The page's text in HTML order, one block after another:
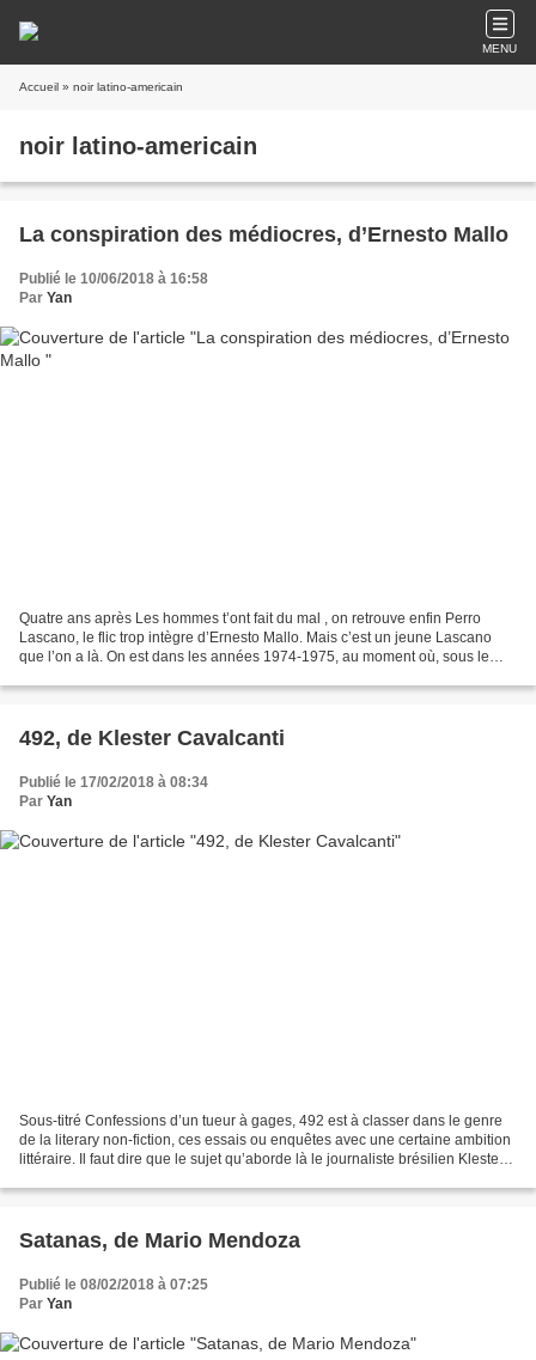
MENU
Accueil » noir latino-americain
noir latino-americain
La conspiration des médiocres, d’Ernesto Mallo
Publié le 10/06/2018 à 16:58
Par Yan
Quatre ans après Les hommes t’ont fait du mal , on retrouve enfin Perro
Lascano, le flic trop intègre d’Ernesto Mallo. Mais c’est un jeune Lascano
que l’on a là. On est dans les années 1974-1975, au moment où, sous le
492, de Klester Cavalcanti
Publié le 17/02/2018 à 08:34
Par Yan
Sous-titré Confessions d’un tueur à gages, 492 est à classer dans le genre
de la literary non-fiction, ces essais ou enquêtes avec une certaine ambition
littéraire. Il faut dire que le sujet qu’aborde là le journaliste brésilien Klester
Satanas, de Mario Mendoza
Publié le 08/02/2018 à 07:25
Par Yan